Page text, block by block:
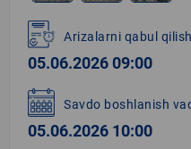
1
of
3
Arizalarni qabul
05.06.2026 09:00
Savdo boshlanish
05.06.2026 10:00